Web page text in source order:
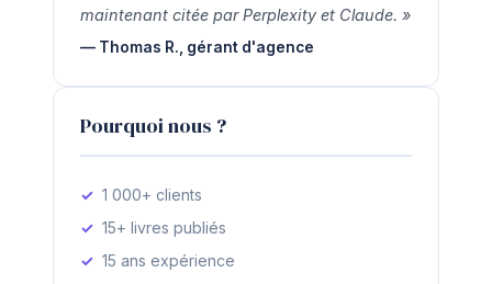
maintenant citée par Perplexity et Claude. »
— Thomas R., gérant d'agence
Pourquoi nous ?
1 000+ clients
15+ livres publiés
15 ans expérience